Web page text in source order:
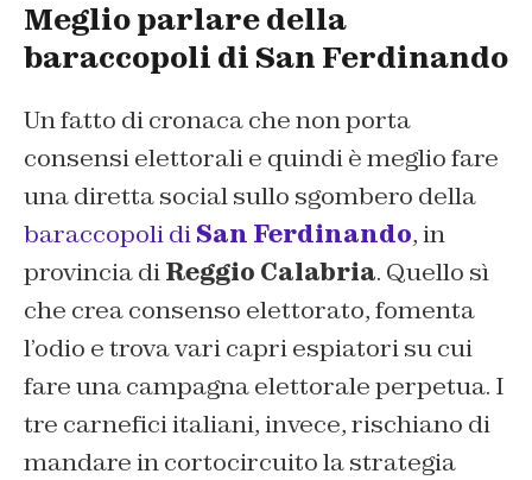
Meglio parlare della
baraccopoli di San Ferdinando
Un fatto di cronaca che non porta
consensi elettorali e quindi è meglio fare
una diretta social sullo sgombero della
baraccopoli diSan Ferdinando, in
provincia diReggio Calabria. Quello sì
che crea consenso elettorato, fomenta
l’odio e trova vari capri espiatori su cui
fare una campagna elettorale perpetua. I
tre carnefici italiani, invece, rischiano di
mandare in cortocircuito la strategia